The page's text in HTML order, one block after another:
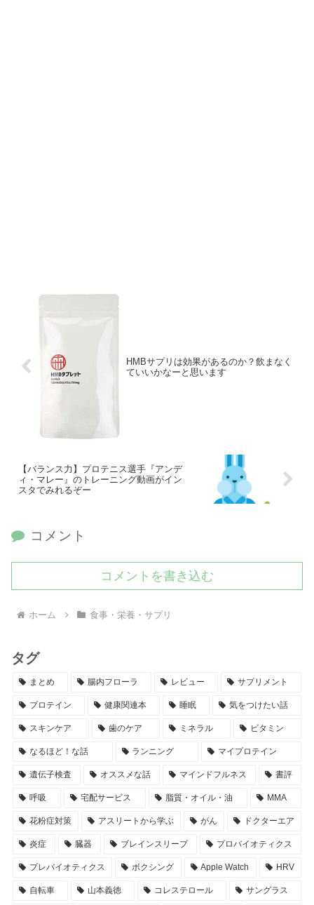
HMBサプリは効果があるのか？飲まなく
ていいかなーと思います
【バランス力】プロテニス選手『アンデ
ィ・マレー』のトレーニング動画がイン
スタでみれるぞー
コメント
コメントを書き込む
ホーム 食事・栄養・サプリ
タグ
まとめ 腸内フローラ レビュー サプリメント
プロテイン 健康関連本 睡眠 気をつけたい話
スキンケア 歯のケア ミネラル ビタミン
なるほど！な話 ランニング マイプロテイン
遺伝子検査 オススメな話 マインドフルネス 書評
呼吸 宅配サービス 脂質・オイル・油 MMA
花粉症対策 アスリートから学ぶ がん ドクターエア
炎症 臓器 ブレインスリープ プロバイオティクス
プレバイオティクス ボクシング Apple Watch HRV
自転車 山本義徳 コレステロール サングラス